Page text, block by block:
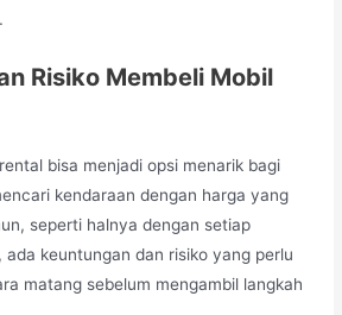
Risiko Membeli Mobil
bisa menjadi opsi menarik bagi
kendaraan dengan harga yang
seperti halnya dengan setiap
ada keuntungan dan risiko yang perlu
matang sebelum mengambil langkah